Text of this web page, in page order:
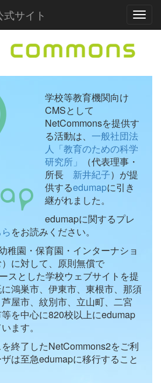
サイト
学校等教育機関向け
CMSとして
NetCommonsを提供す
る活動は、 一般社団法
人「教育のための科学
研究所」
（代表理事・
所長 新井紀子）が提
供するedumapに引き
継がれました。
edumapに関するプレ
をお読みください。
稚園・保育園・インターナショ
に対して、原則無償で
スとした学校ウェブサイトを提
鴻巣市、伊東市、東根市、那須
屋市、紋別市、立山町、二宮
を中心に820校以上にedumap
ます。
終了したNetCommons2をご利
は至急edumapに移行すること